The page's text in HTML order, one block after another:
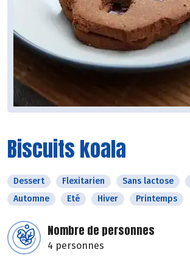
Biscuits koala
Dessert Flexitarien Sans lactose
Automne
Eté Hiver Printemps
Nombre de personnes
4 personnes